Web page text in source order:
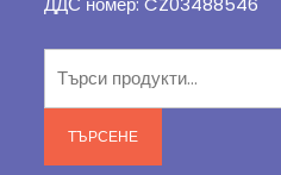
ТЪРСЕНЕ